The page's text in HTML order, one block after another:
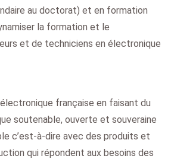
au doctorat) et en formation
la formation et le
et de techniciens en électronique
française en faisant du
soutenable, ouverte et souveraine
c’est-à-dire avec des produits et
qui répondent aux besoins des